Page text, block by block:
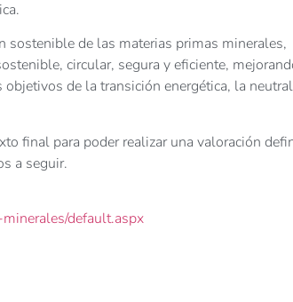
sostenible de las materias primas minerales,
circular, segura y eficiente,
de la transición energética, la
final para poder realizar una valoración
a seguir.
default.aspx